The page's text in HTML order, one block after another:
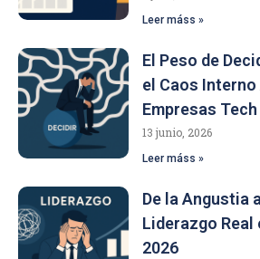
Leer máss »
El Peso de
el Caos Interno
Empresas Tech
13 junio, 2026
Leer máss »
De la Angustia
Liderazgo Real
2026